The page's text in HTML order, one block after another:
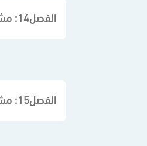
الفصل15: مشروع شركة الطيران